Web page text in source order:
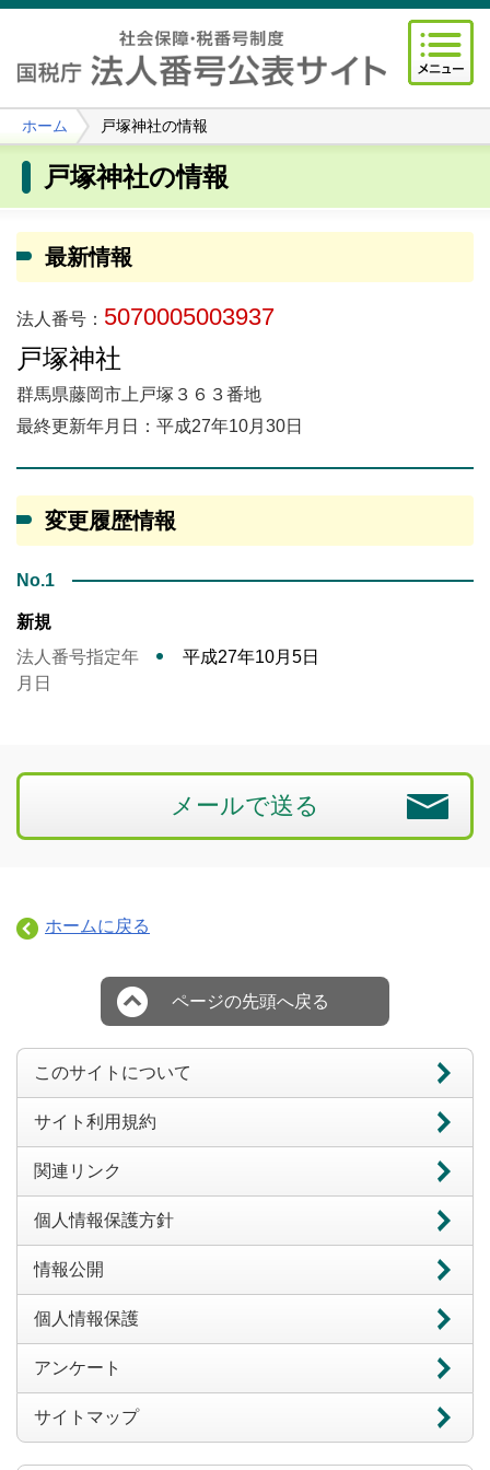
ホーム 戸塚神社の情報
戸塚神社の情報
最新情報
法人番号： 5070005003937
戸塚神社
群馬県藤岡市上戸塚３６３番地
最終更新年月日：平成27年10月30日
変更履歴情報
No.1
新規
法人番号指定年
月日
平成27年10月5日
メールで送る
ホームに戻る
ページの先頭へ戻る
このサイトについて
サイト利用規約
関連リンク
個人情報保護方針
情報公開
個人情報保護
アンケート
サイトマップ